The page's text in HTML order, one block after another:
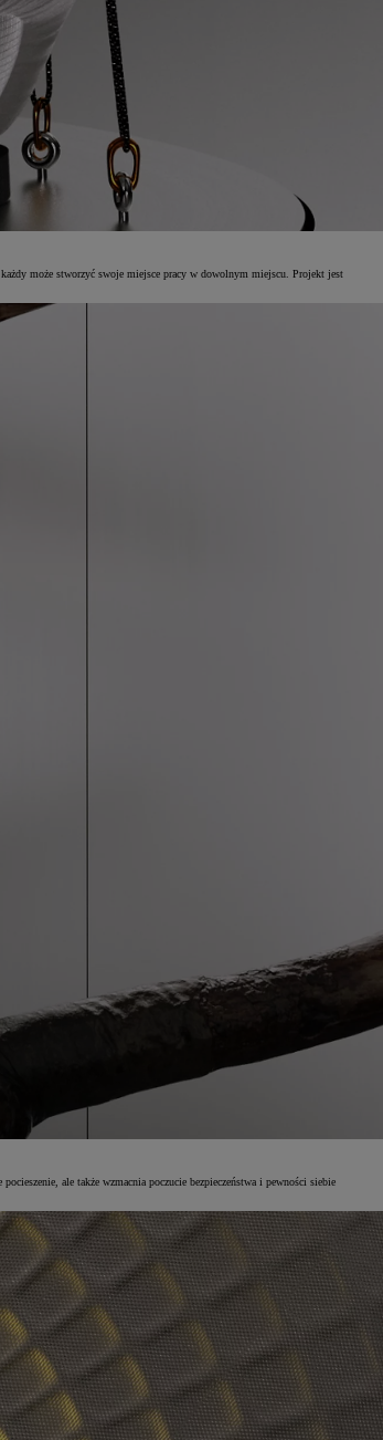
może stworzyć swoje miejsce pracy w dowolnym miejscu. Projekt jest
ale także wzmacnia poczucie bezpieczeństwa i pewności siebie